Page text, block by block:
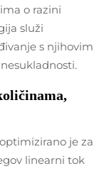
o razini
služi
s njihovim
je za
linearni tok